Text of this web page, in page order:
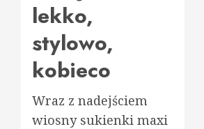
lekko,
stylowo,
kobieco
Wraz z nadejściem
wiosny sukienki maxi